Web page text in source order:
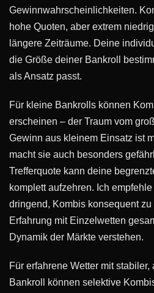
Gewinnwahrscheinlichkeiten.
hohe Quoten, aber extrem
längere Zeiträume. Deine
die Größe deiner Bankroll
als Ansatz passt.
Für kleine Bankrolls können
erscheinen – der Traum vom
Gewinn aus kleinem Einsatz ist
macht sie auch besonders
Trefferquote kann deine
komplett aufzehren. Ich
dringend, Kombis konsequent
Erfahrung mit Einzelwetten
Dynamik der Märkte verstehen.
Für erfahrene Wetter mit
Bankroll können selektive